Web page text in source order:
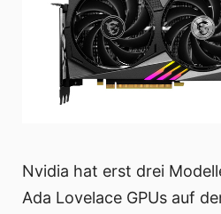
Nvidia hat erst drei
Ada Lovelace GPUs auf